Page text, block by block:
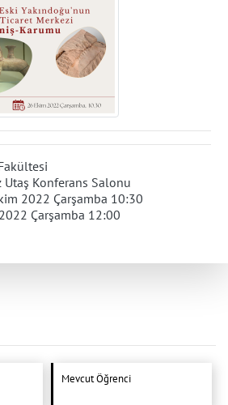
Utaş Konferans Salonu
2022 Çarşamba 10:30
Çarşamba 12:00
Mevcut Öğrenci